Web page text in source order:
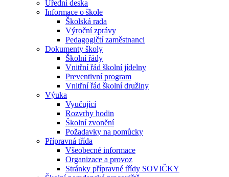
Úřední deska
Informace o škole
Školská rada
Výroční zprávy
Pedagogičtí zaměstnanci
Dokumenty školy
Školní řády
Vnitřní řád školní jídelny
Preventivní program
Vnitřní řád školní družiny
Výuka
Vyučující
Rozvrhy hodin
Školní zvonění
Požadavky na pomůcky
Přípravná třída
Všeobecné informace
Organizace a provoz
Stránky přípravné třídy SOVIČKY